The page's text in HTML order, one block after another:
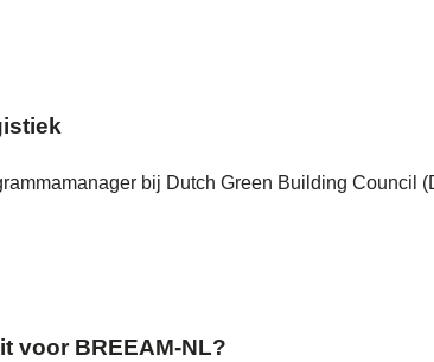
bij Dutch Green Building Council
voor BREEAM-NL?